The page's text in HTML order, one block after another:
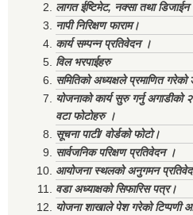
लागत ईष्टिमेट, नक्सा तथा
नापी निरिक्षण फाराम।
कार्य सम्पन्न प्रतिवेदन ।
विल भरपाईहरु
समितिको अध्यक्षले प्रमाणित गरेको
योजनाको कार्य सुरु गर्नु अगाडीको
वटा फोटोहरु ।
सूचना पाटी/ वोर्डको फोटो।
सार्वजनिक परिक्षण प्रतिवेदन ।
आयोजना स्थलको अनुगमन
वडा अध्याक्षको सिफारिस पत्र।
योजना शाखाले पेश गरेको टिप्पणी